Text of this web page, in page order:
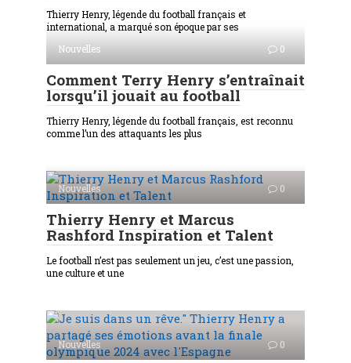
Thierry Henry, légende du football français et
international, a marqué son époque par ses
Nouvelles
0
Comment Terry Henry s’entraînait
lorsqu’il jouait au football
Thierry Henry, légende du football français, est reconnu
comme l’un des attaquants les plus
Nouvelles 0
Thierry Henry et Marcus
Rashford Inspiration et Talent
Le football n’est pas seulement un jeu, c’est une passion,
une culture et une
Nouvelles 0